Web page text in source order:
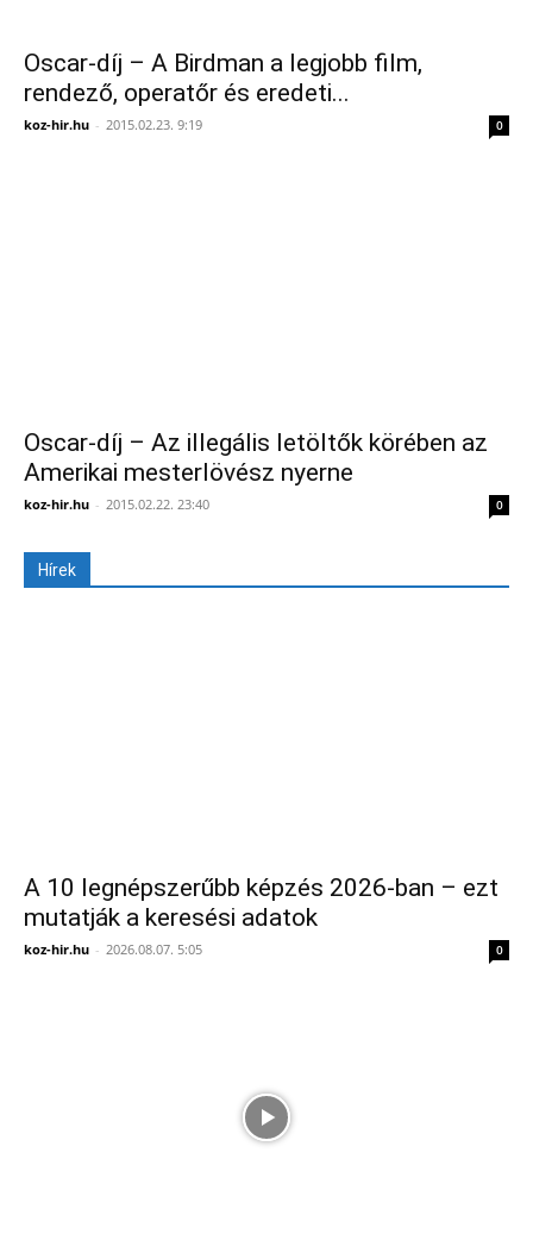
Oscar-díj – A Birdman a legjobb film,
rendező, operatőr és eredeti...
koz-hir.hu - 2015.02.23. 9:19 0
Oscar-díj – Az illegális letöltők körében az
Amerikai mesterlövész nyerne
koz-hir.hu - 2015.02.22. 23:40 0
Hírek
A 10 legnépszerűbb képzés 2026-ban – ezt
mutatják a keresési adatok
koz-hir.hu - 2026.08.07. 5:05 0